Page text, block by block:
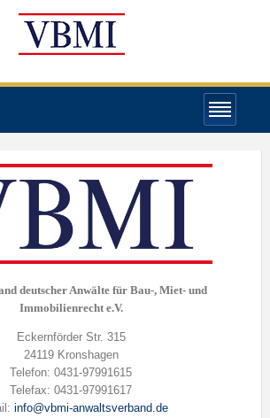
deutscher Anwälte für Bau-, Miet- und
Immobilienrecht e.V.
Eckernförder Str. 315
24119 Kronshagen
Telefon: 0431-97991615
Telefax: 0431-97991617
info@vbmi-anwaltsverband.de